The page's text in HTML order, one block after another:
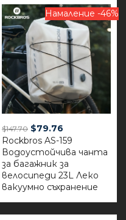
Намаление -46%
$147.70 Original
price
was:
$147.70.
$79.76
price
is:
$79.76.
Rockbros AS-159
Водоустойчива чанта
за багажник за
велосипеди 23L Леко
вакуумно съхранение